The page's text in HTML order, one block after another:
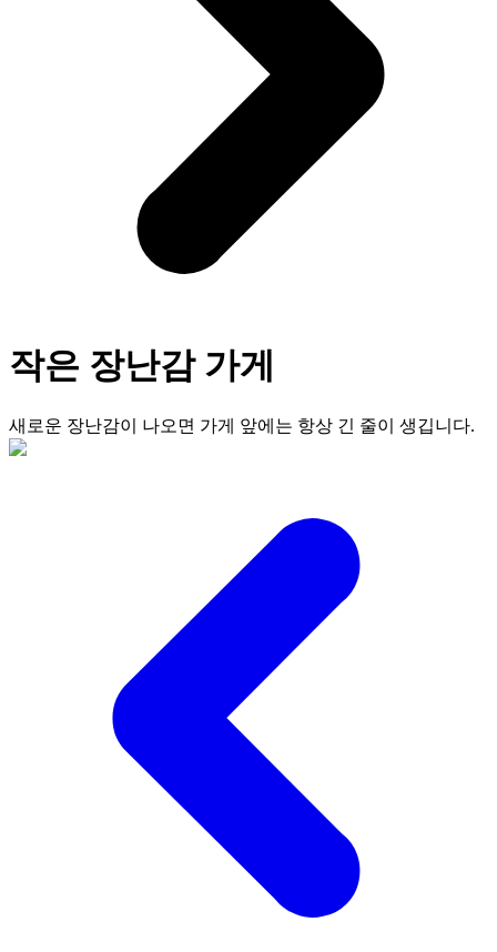
작은 장난감 가게
새로운 장난감이 나오면 가게 앞에는 항상 긴 줄이 생깁니다.